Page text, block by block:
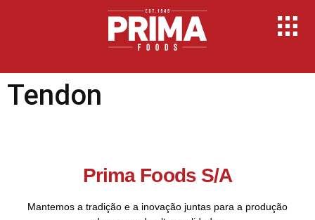
Tendon
Prima Foods S/A
Mantemos a tradição e a inovação juntas para a produção